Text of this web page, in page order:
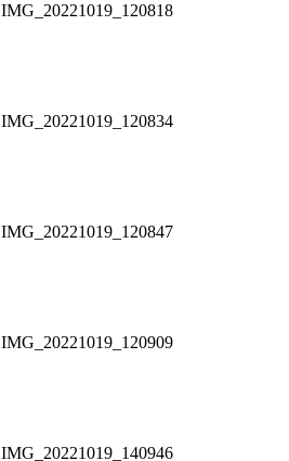
IMG_20221019_120818
IMG_20221019_120834
IMG_20221019_120847
IMG_20221019_120909
IMG_20221019_140946